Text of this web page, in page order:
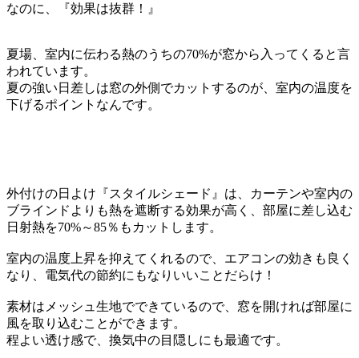
なのに、『効果は抜群！』
夏場、室内に伝わる熱のうちの70%が窓から入ってくると言
われています。
夏の強い日差しは窓の外側でカットするのが、室内の温度を
下げるポイントなんです。
外付けの日よけ『スタイルシェード』は、カーテンや室内の
ブラインドよりも熱を遮断する効果が高く、部屋に差し込む
日射熱を70%～85％もカットします。
室内の温度上昇を抑えてくれるので、エアコンの効きも良く
なり、電気代の節約にもなりいいことだらけ！
素材はメッシュ生地でできているので、窓を開ければ部屋に
風を取り込むことができます。
程よい透け感で、換気中の目隠しにも最適です。